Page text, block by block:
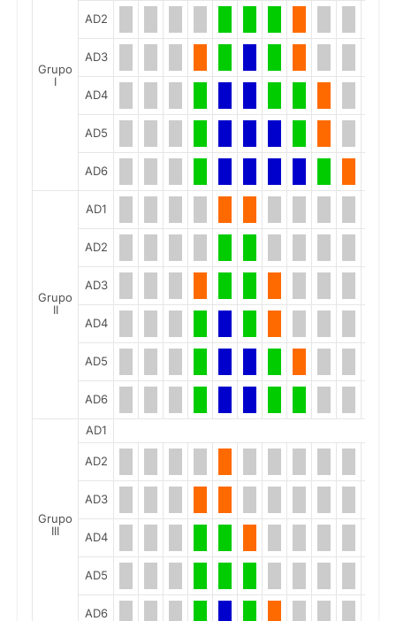
Grupo
I
AD2
AD3
AD4
AD5
AD6
Grupo
II
AD1
AD2
AD3
AD4
AD5
AD6
Grupo
III
AD1
AD2
AD3
AD4
AD5
AD6